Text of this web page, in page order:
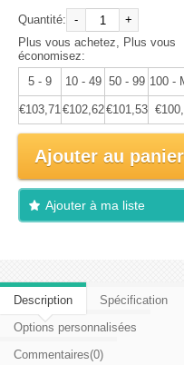
Quantité: -
+
Plus vous achetez, Plus vous
économisez:
5 - 9
10 - 49 50 - 99 100 -
€103,71€102,62€101,53
Ajouter au panier
Ajouter à ma liste
Description
Spécification
Options personnalisées
Commentaires(0)